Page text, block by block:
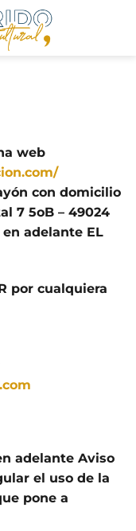
web
con domicilio
7 5oB – 49024
en adelante EL
por cualquiera
com
adelante Aviso
el uso de la
pone a